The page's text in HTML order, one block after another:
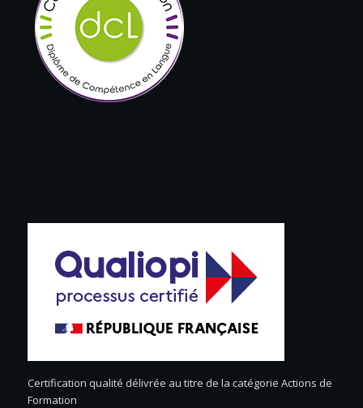
Certification qualité délivrée au titre de la catégorie Actions de
Formation